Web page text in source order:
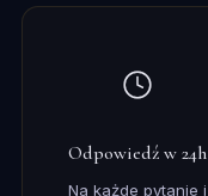
Odpowiedź w 24h
Na każde pytanie i